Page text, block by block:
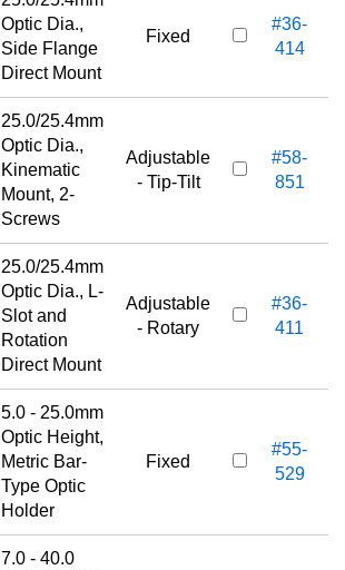
Optic Dia.,
Side Flange
Direct Mount
Fixed
#36-
414
25.0/25.4mm
Optic Dia.,
Kinematic
Mount, 2-
Screws
Adjustable
- Tip-Tilt
#58-
851
25.0/25.4mm
Optic Dia., L-
Slot and
Rotation
Direct Mount
Adjustable
- Rotary
#36-
411
5.0 - 25.0mm
Optic Height,
Metric Bar-
Type Optic
Holder
Fixed
#55-
529
7.0 - 40.0